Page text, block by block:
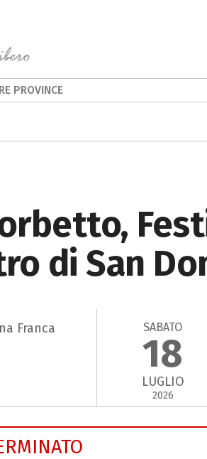
di San
Franca SABATO
18
LUGLIO
2026
PROVINCE